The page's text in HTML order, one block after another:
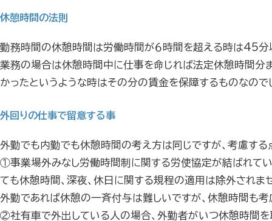
休憩時間の法則
勤務時間の休憩時間は労働時間が６時間を超える時は45分
業務の場合は休憩時間中に仕事を命じれば法定休憩時間分
かったというような時はその分の賃金を保障するものなので
外回りの仕事で留意する事
外勤でも内勤でも休憩時間の考え方は同じですが、考慮する
①事業場外みなし労働時間制に関する労使協定が結ばれてい
ても休憩時間、深夜、休日に関する規程の適用は除外されま
外勤であれば休憩の一斉付与は難しいですが、休憩時間も考
②社有車で外出している人の場合、外勤者がいつ休憩時間